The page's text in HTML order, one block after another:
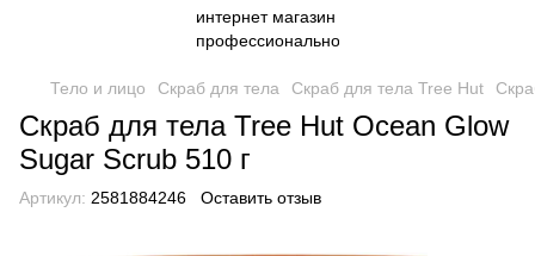
Тело и лицо Скраб для тела Скраб для тела Tree Hut
Скраб для тела Tree Hut Ocean Glow
Sugar Scrub 510 г
Артикул: 2581884246 Оставить отзыв